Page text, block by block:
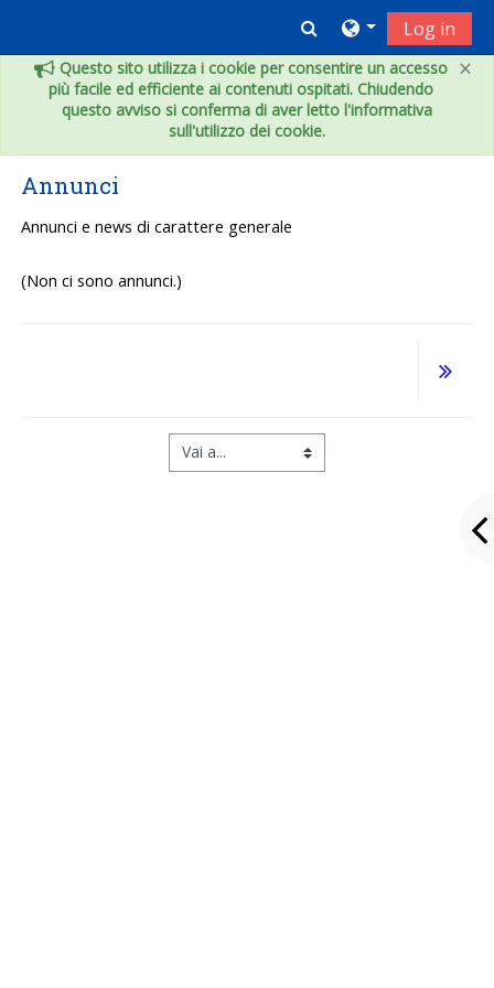
×
Questo sito utilizza i cookie per consentire un accesso
più facile ed efficiente ai contenuti ospitati. Chiudendo
questo avviso si conferma di aver letto l'informativa
sull'utilizzo dei cookie.
Toggle search
Log in
Annunci
Annunci e news di carattere generale
(Non ci sono annunci.)
Vai a...